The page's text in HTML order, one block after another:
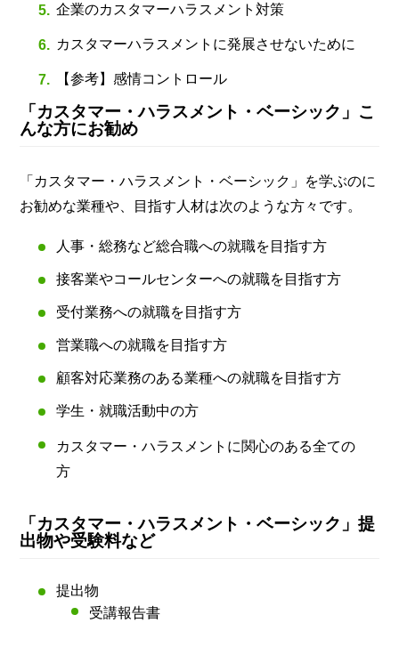
企業のカスタマーハラスメント対策
カスタマーハラスメントに発展させないために
【参考】感情コントロール
「カスタマー・ハラスメント・ベーシック」こ
んな方にお勧め
「カスタマー・ハラスメント・ベーシック」を学ぶのに
お勧めな業種や、目指す人材は次のような方々です。
人事・総務など総合職への就職を目指す方
接客業やコールセンターへの就職を目指す方
受付業務への就職を目指す方
営業職への就職を目指す方
顧客対応業務のある業種への就職を目指す方
学生・就職活動中の方
カスタマー・ハラスメントに関心のある全ての
方
「カスタマー・ハラスメント・ベーシック」提
出物や受験料など
提出物
受講報告書